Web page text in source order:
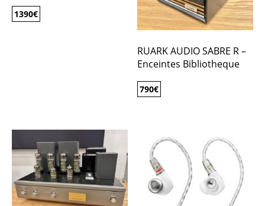
1390€
RUARK AUDIO SABRE R –
Enceintes Bibliotheque
790€